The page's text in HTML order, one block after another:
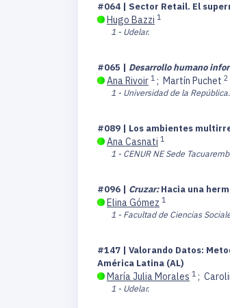
#064 | Sector Retail. El
Hugo Bazzi 1
1 - Udelar.
#065 | Desarrollo humano
Ana Rivoir 1 ; Martín Puchet 2
1 - Universidad de la República.
#089 | Los ambientes
Ana Casnati 1
1 - CENUR NE Sede
#096 | Cruzar:Hacia una
Elina Gómez 1
1 - Facultad de Ciencias
#147 | Valorando Datos:
América Latina (AL)
María Julia Morales 1 ;
1 - Udelar.